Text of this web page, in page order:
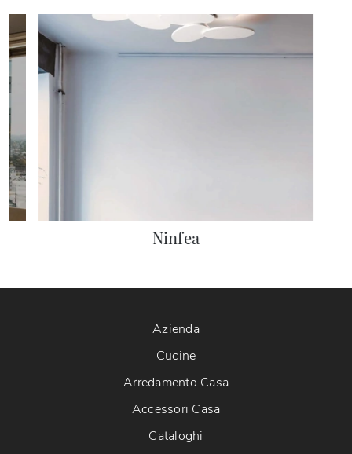
Ninfea
Azienda
Cucine
Arredamento Casa
Accessori Casa
Cataloghi